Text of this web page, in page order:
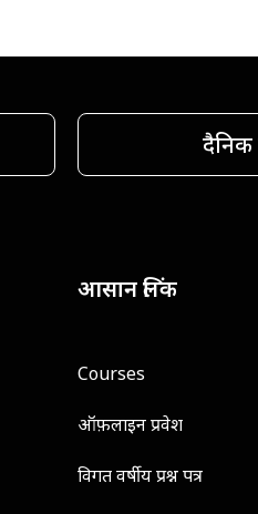
दैनिक
आसान लिंक
Courses
ऑफ़लाइन प्रवेश
विगत वर्षीय प्रश्न पत्र